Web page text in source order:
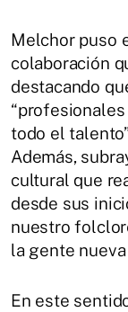
Melchor puso
colaboración
destacando
todo el
Además,
cultural que
desde sus
nuestro
la gente
En este